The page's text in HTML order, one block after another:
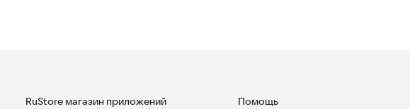
RuStore магазин приложений
Помощь